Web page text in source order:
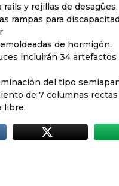
rails y rejillas de desagües.
rampas para
de hormigón.
incluirán 34
del tipo
de 7 columnas rectas
libre.